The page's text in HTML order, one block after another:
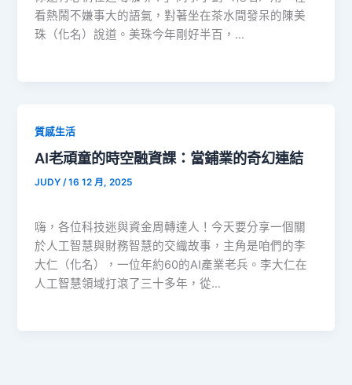
看熱鬧不嫌事大的語氣，對著坐在茶水間發呆的陳美
珠（化名）說道。美珠今年剛好半百，…
質感生活
AI老頑童的時空融資課：當鋪業的奇幻連結
JUDY/16 12 月, 2025
嗨，各位科技迷與資金周轉達人！今天要分享一個關
於人工智慧與財務智慧的交織故事，主角是咱們的李
大仁（化名），一位年約60的AI產業老兵。李大仁在
人工智慧領域打滾了三十多年，從…